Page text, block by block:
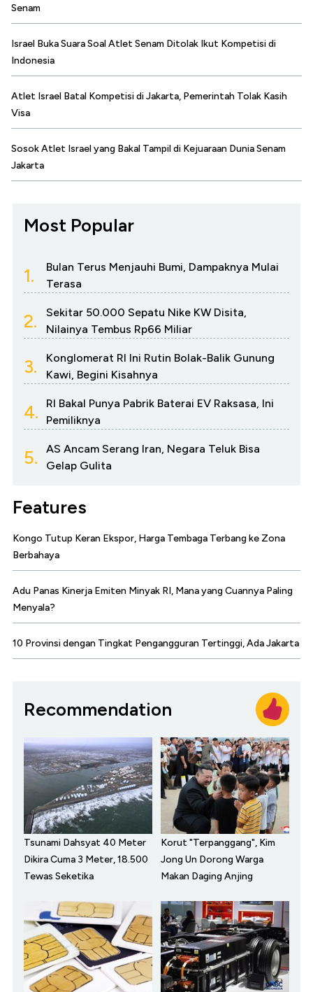
Senam
Israel Buka Suara Soal Atlet Senam Ditolak Ikut Kompetisi di
Indonesia
Atlet Israel Batal Kompetisi di Jakarta, Pemerintah Tolak Kasih
Visa
Sosok Atlet Israel yang Bakal Tampil di Kejuaraan Dunia Senam
Jakarta
Most Popular
1.
Bulan Terus Menjauhi Bumi, Dampaknya Mulai
Terasa
2.
Sekitar 50.000 Sepatu Nike KW Disita,
Nilainya Tembus Rp66 Miliar
3.
Konglomerat RI Ini Rutin Bolak-Balik Gunung
Kawi, Begini Kisahnya
4.
RI Bakal Punya Pabrik Baterai EV Raksasa, Ini
Pemiliknya
5.
AS Ancam Serang Iran, Negara Teluk Bisa
Gelap Gulita
Features
Kongo Tutup Keran Ekspor, Harga Tembaga Terbang ke Zona
Berbahaya
Adu Panas Kinerja Emiten Minyak RI, Mana yang Cuannya Paling
Menyala?
10 Provinsi dengan Tingkat Pengangguran Tertinggi, Ada Jakarta
Recommendation
Tsunami Dahsyat 40 Meter
Dikira Cuma 3 Meter, 18.500
Tewas Seketika
Korut "Terpanggang", Kim
Jong Un Dorong Warga
Makan Daging Anjing